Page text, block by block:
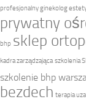
profesjonalny ginekolog
prywatny
bhp sklep
kadra zarządzająca szkolenia
szkolenie bhp
bezdech terapia